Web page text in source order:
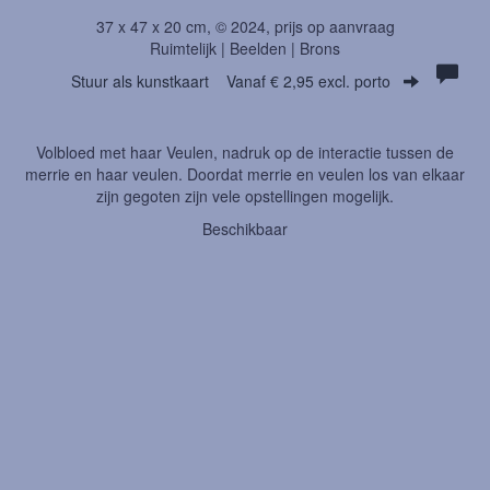
37 x 47 x 20 cm, © 2024, prijs op aanvraag
Ruimtelijk | Beelden | Brons
Stuur als kunstkaart Vanaf € 2,95 excl. porto
Volbloed met haar Veulen, nadruk op de interactie tussen de
merrie en haar veulen. Doordat merrie en veulen los van elkaar
zijn gegoten zijn vele opstellingen mogelijk.
Beschikbaar